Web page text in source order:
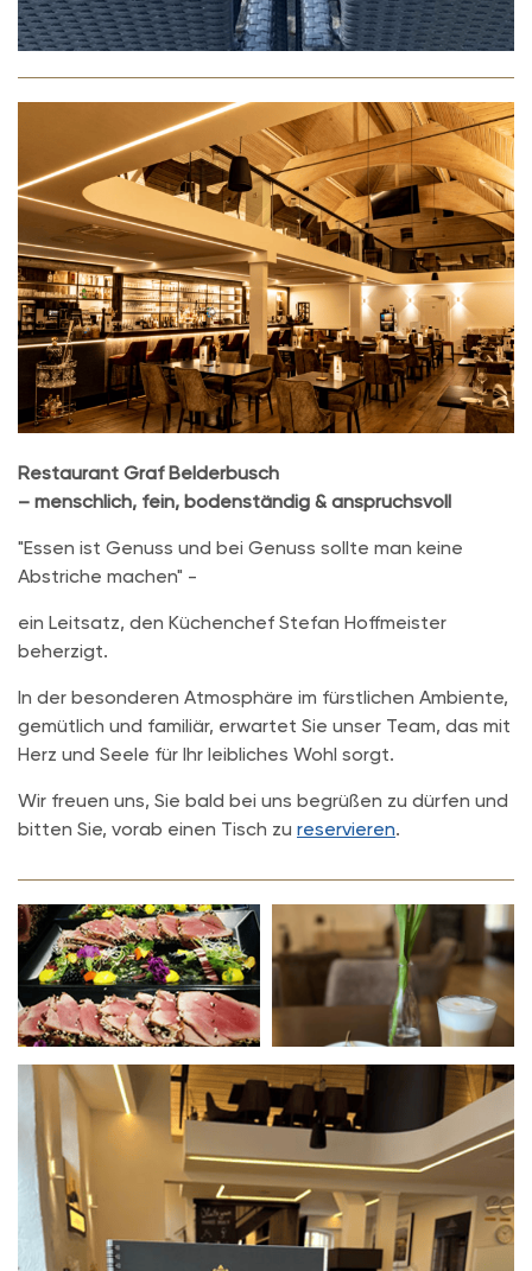
Restaurant Graf Belderbusch
– menschlich, fein, bodenständig & anspruchsvoll
"Essen ist Genuss und bei Genuss sollte man keine
Abstriche machen" -
ein Leitsatz, den Küchenchef Stefan Hoffmeister
beherzigt.
In der besonderen Atmosphäre im fürstlichen Ambiente,
gemütlich und familiär, erwartet Sie unser Team, das mit
Herz und Seele für Ihr leibliches Wohl sorgt.
Wir freuen uns, Sie bald bei uns begrüßen zu dürfen und
bitten Sie, vorab einen Tisch zu reservieren.